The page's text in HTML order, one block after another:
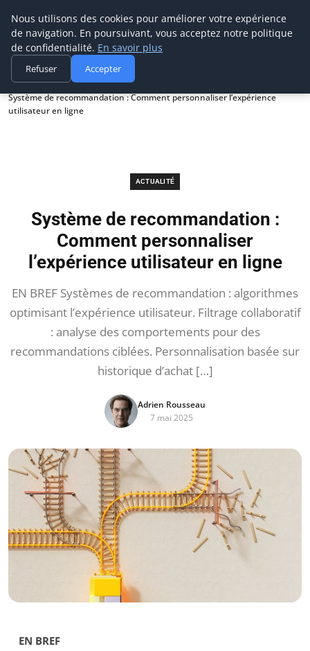
Prospection Pro
Accueil
Actualité
Système de recommandation : Comment personnaliser l’expérience
utilisateur en ligne
ACTUALITÉ
Système de recommandation :
Comment personnaliser
l’expérience utilisateur en ligne
EN BREF Systèmes de recommandation : algorithmes
optimisant l’expérience utilisateur. Filtrage collaboratif
: analyse des comportements pour des
recommandations ciblées. Personnalisation basée sur
historique d’achat […]
Adrien Rousseau
7 mai 2025
EN BREF
Nous utilisons des cookies pour améliorer votre expérience
de navigation. En poursuivant, vous acceptez notre politique
de confidentialité. En savoir plus
Refuser Accepter